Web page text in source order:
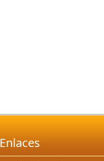
Enlaces